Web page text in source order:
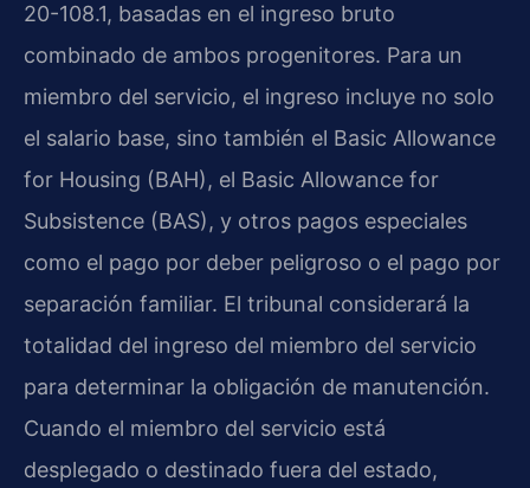
20-108.1, basadas en el ingreso bruto
combinado de ambos progenitores. Para un
miembro del servicio, el ingreso incluye no solo
el salario base, sino también el Basic Allowance
for Housing (BAH), el Basic Allowance for
Subsistence (BAS), y otros pagos especiales
como el pago por deber peligroso o el pago por
separación familiar. El tribunal considerará la
totalidad del ingreso del miembro del servicio
para determinar la obligación de manutención.
Cuando el miembro del servicio está
desplegado o destinado fuera del estado,